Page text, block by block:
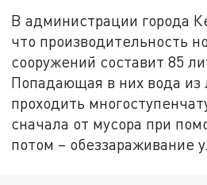
В администрации города
что производительность
сооружений составит 85
Попадающая в них вода из
проходить
сначала от мусора при
потом – обеззараживание